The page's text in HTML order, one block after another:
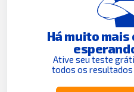
Há muito
Ative seu teste
todos os resultados